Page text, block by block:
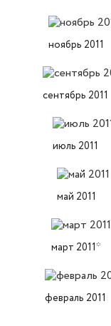
ноябрь 2011
сентябрь 2011
июль 2011
май 2011
март 2011*
февраль 2011